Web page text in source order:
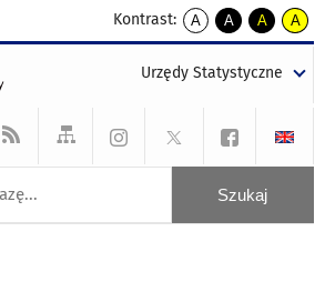
Kontrast:
A
kontrast
A
kontrast
tekst
czarnym
A
kontrast
tekst
czarnym
A
tekst
żółtym
Urzędy Statystyczne